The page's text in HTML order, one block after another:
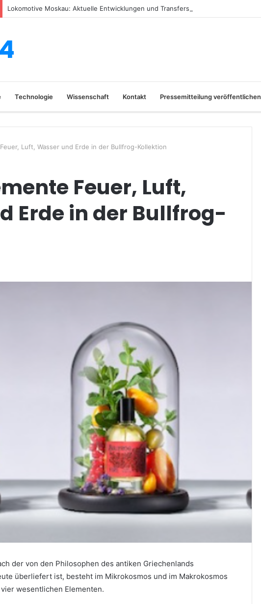
Lokomotive Moskau: Aktuelle Entwicklungen und Transfers
Technologie Wissenschaft Kontakt Pressemitteilung veröffentlichen
Luft, Wasser und Erde in der Bullfrog-Kollektion
Feuer, Luft,
Erde in der Bullfrog-
der von den Philosophen des antiken Griechenlands
überliefert ist, besteht im Mikrokosmos und im Makrokosmos
wesentlichen Elementen.